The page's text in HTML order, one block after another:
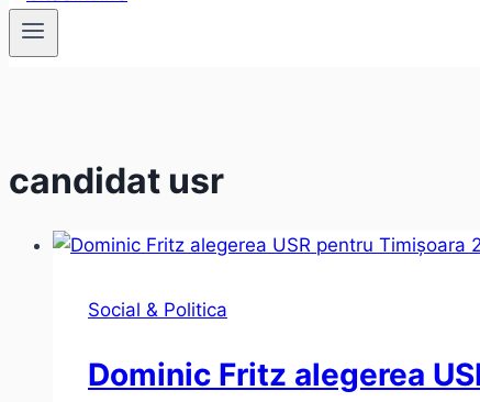
candidat usr
Social & Politica
Dominic Fritz alegerea